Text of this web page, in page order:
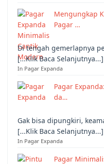
Mengungkap
Pagar …
Di tengah gemerlapnya
[...Klik Baca Selanjutnya...]
In Pagar Expanda
Pagar
da…
Gak bisa dipungkiri,
[...Klik Baca Selanjutnya...]
In Pagar Expanda
Pagar